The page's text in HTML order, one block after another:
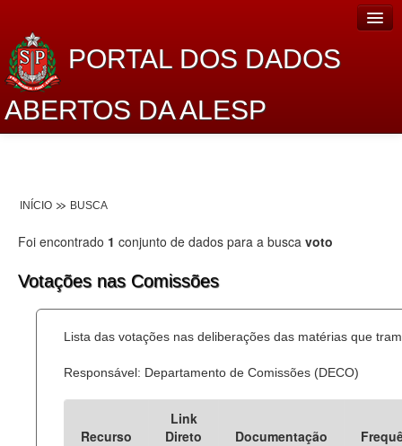
PORTAL DOS DADOS
ABERTOS DA ALESP
Lei de Acesso à Informação
Dados Governamentais Abertos
Processo Legislativo
Deputados Estaduais
INÍCIO BUSCA
Foi encontrado 1 conjunto de dados para a busca voto
Votações nas Comissões
Lista das votações nas deliberações das matérias que
Responsável: Departamento de Comissões (DECO)
Recurso
Link
Direto
Documentação